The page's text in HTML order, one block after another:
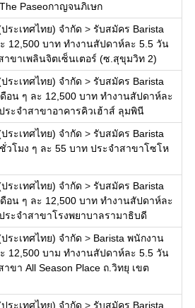
Paseoกาญจนภิเษก
ะเทศไทย) จำกัด > รับสมัคร Barista
12,500 บาท ทำงานสัปดาห์ละ 5.5 วัน
าขาเพลินจิตเซ็นเตอร์ (ซ.สุขุมวิท 2)
ะเทศไทย) จำกัด > รับสมัคร Barista
อน ๆ ละ 12,500 บาท ทำงานสัปดาห์ละ
ระจำสาขาอาคารคิวเฮ้าส์ ลุมพินี
ะเทศไทย) จำกัด > รับสมัคร Barista
วโมง ๆ ละ 55 บาท ประจำสาขาโซโห
ะเทศไทย) จำกัด > รับสมัคร Barista
อน ๆ ละ 12,500 บาท ทำงานสัปดาห์ละ
ระจำสาขาโรงพยาบาลรามาธิบดี
ะเทศไทย) จำกัด > Barista พนักงาน
12,500 บาม ทำงานสัปดาห์ละ 5.5 วัน
ขา All Season Place ถ.วิทยุ เขต
ะเทศไทย) จำกัด > รับสมัคร Barista